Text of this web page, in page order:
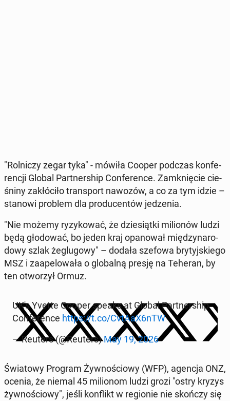
"Rol­ni­czy zegar tyka" - mówiła Cooper podczas kon­fe­
ren­cji Global Part­ner­ship Con­fe­ren­ce. Za­mknię­cie cie­
śni­ny za­kłó­ci­ło trans­port nawozów, a co za tym idzie –
stanowi problem dla pro­du­cen­tów je­dze­nia.
"Nie możemy ry­zy­ko­wać, że dzie­siąt­ki mi­lio­nów ludzi
będą gło­do­wać, bo jeden kraj opa­no­wał mię­dzy­na­ro­
do­wy szlak że­glu­go­wy" – dodała szefowa bry­tyj­skie­go
MSZ i za­ape­lo­wa­ła o glo­bal­ną presję na Teheran, by
ten otwo­rzył Ormuz.
UK's Yvette Cooper speaks at Global Part­ner­ship
Con­fe­ren­ce https://t.co/CvtAaX6nTW
— Reuters (@Reuters)May 19, 2026
Świa­to­wy Program Żyw­no­ścio­wy (WFP), agencja ONZ,
ocenia, że niemal 45 mi­lio­nom ludzi grozi "ostry kryzys
żyw­no­ścio­wy", jeśli kon­flikt w re­gio­nie nie skończy się